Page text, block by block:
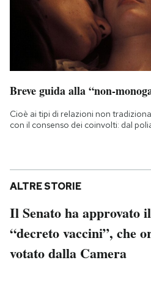
Breve guida alla “non-
Cioè ai tipi di relazioni non
con il consenso dei coinvolti: dal
ALTRE STORIE
Il Senato ha approvato
“decreto vaccini”, che
votato dalla Camera